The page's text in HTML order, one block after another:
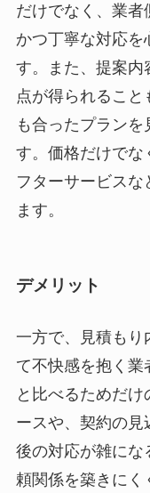
だけでなく、業者
かつ丁寧な対応を
す。また、提案内
点が得られるこ
も合ったプランを
す。価格だけでな
フターサービスな
ます。
デメリット
一方で、見積もり
て不快感を抱く業
と比べるためだ
ースや、契約の見
後の対応が雑にな
頼関係を築きにく